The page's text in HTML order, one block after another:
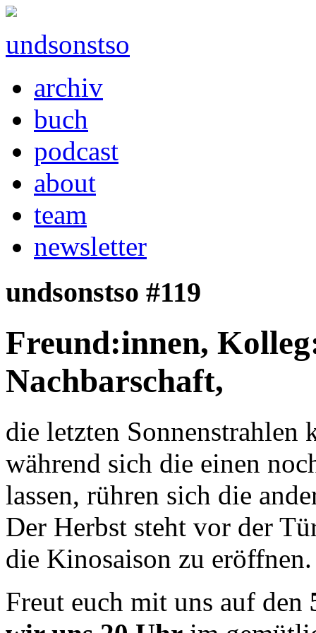
undsonstso
archiv
buch
podcast
about
team
newsletter
undsonstso #119
Freund:innen,
Nachbarschaft,
die letzten Sonnenstrahlen
während sich die einen
lassen, rühren sich die
Der Herbst steht vor der
die Kinosaison zu eröffnen.
Freut euch mit uns auf den